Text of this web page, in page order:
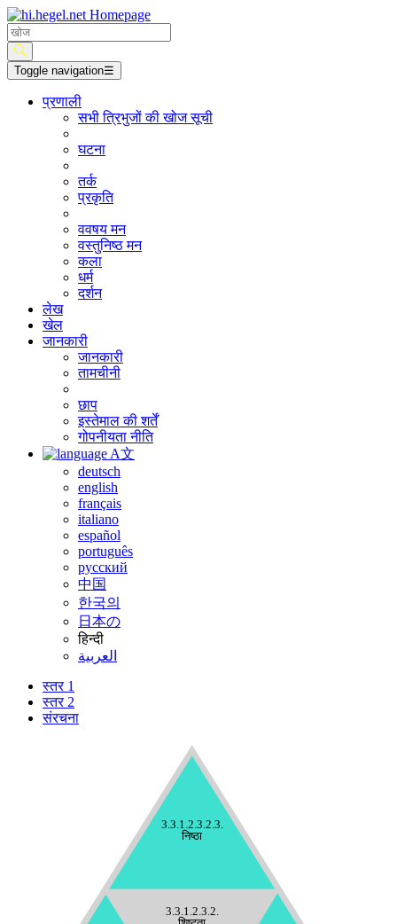
Toggle navigation☰
प्रणाली
सभी त्रिभुजों की खोज सूची
घटना
तर्क
प्रकृति
ववषय मन
वस्तुनिष्ठ मन
कला
धर्म
दर्शन
लेख
खेल
जानकारी
जानकारी
तामचीनी
छाप
इस्तेमाल की शर्तें
गोपनीयता नीति
A文
deutsch
english
français
italiano
español
português
русский
中国
한국의
日本の
हिन्दी
العربية
स्तर 1
स्तर 2
संरचना
3.3.1.2.3.2.
3.3.1.2.3.2.3.
निष्ठा